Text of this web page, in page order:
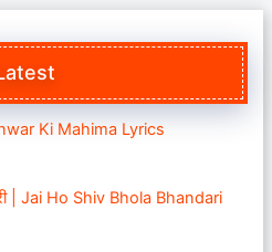
Ki Mahima Lyrics
| Jai Ho Shiv Bhola Bhandari